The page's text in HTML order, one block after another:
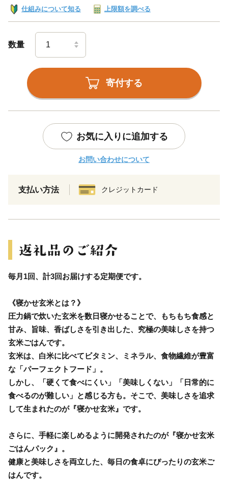
仕組みについて知る 上限額を調べる
数量
寄付する
お気に入りに追加する
お問い合わせについて
支払い方法 クレジットカード
毎月1回、計3回お届けする定期便です。
《寝かせ玄米とは？》
圧力鍋で炊いた玄米を数日寝かせることで、もちもち食感と
甘み、旨味、香ばしさを引き出した、究極の美味しさを持つ
玄米ごはんです。
玄米は、白米に比べてビタミン、ミネラル、食物繊維が豊富
な「パーフェクトフード」。
しかし、「硬くて食べにくい」「美味しくない」「日常的に
食べるのが難しい」と感じる方も。そこで、美味しさを追求
して生まれたのが『寝かせ玄米』です。
さらに、手軽に楽しめるように開発されたのが『寝かせ玄米
ごはんパック』。
健康と美味しさを両立した、毎日の食卓にぴったりの玄米ご
はんです。